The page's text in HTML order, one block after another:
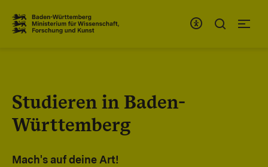
Studieren in Baden-
Württemberg
Mach's auf deine Art!